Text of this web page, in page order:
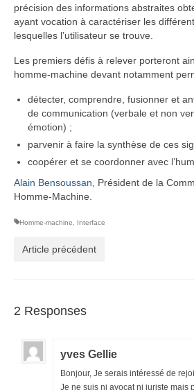
précision des informations abstraites
ayant vocation à caractériser les
lesquelles l’utilisateur se trouve.
Les premiers défis à relever porteront
homme-machine devant notamment
détecter, comprendre, fusionner et
de communication (verbale et non
émotion) ;
parvenir à faire la synthèse de ces
coopérer et se coordonner avec
Alain Bensoussan , Président de la
Homme-Machine.
Homme-machine Interface
Article précédent
2 Responses
yves Gellie
Bonjour, Je serais intéressé de
Je ne suis ni avocat ni juriste mais